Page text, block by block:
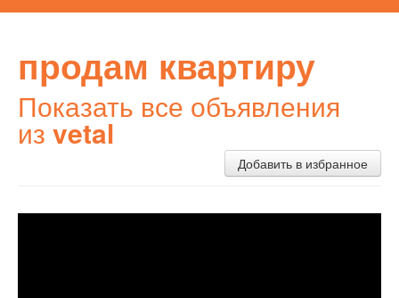
продам квартиру
Показать все объявления
из vetal
Добавить в избранное